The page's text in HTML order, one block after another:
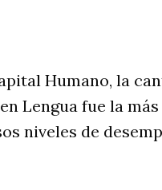
Humano, la
Lengua fue la
niveles de